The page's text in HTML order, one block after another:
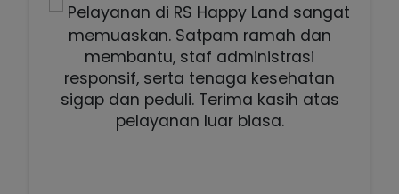
Pelayanan di RS Happy Land sangat
memuaskan. Satpam ramah dan
membantu, staf administrasi
responsif, serta tenaga kesehatan
sigap dan peduli. Terima kasih atas
pelayanan luar biasa.